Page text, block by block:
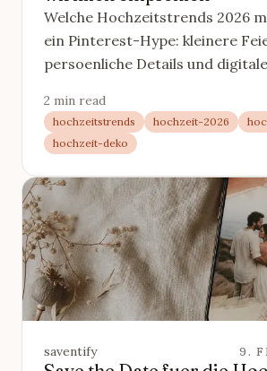
Welche Hochzeitstrends 2026
ein Pinterest-Hype: kleinere
persoenliche Details und digitale
2 min read
hochzeitstrends hochzeit-2026
hochzeit-deko
saventify 9.